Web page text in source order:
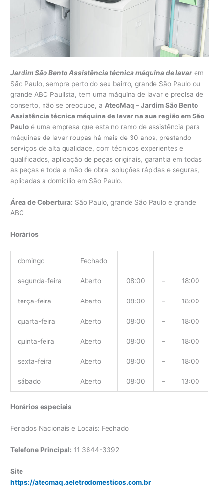
Jardim São Bento Assistência técnica máquina de lavar em
São Paulo, sempre perto do seu bairro, grande São Paulo ou
grande ABC Paulista, tem uma máquina de lavar e precisa de
conserto, não se preocupe, aAtecMaq – Jardim São Bento
Assistência técnica máquina de lavar na sua região em São
Paulo é uma empresa que esta no ramo de assistência para
máquinas de lavar roupas há mais de 30 anos, prestando
serviços de alta qualidade, com técnicos experientes e
qualificados, aplicação de peças originais, garantia em todas
as peças e toda a mão de obra, soluções rápidas e seguras,
aplicadas a domicílio em São Paulo.
Área de Cobertura: São Paulo, grande São Paulo e grande
ABC
Horários
domingo Fechado
segunda-feira Aberto 08:00 – 18:00
terça-feira Aberto 08:00 – 18:00
quarta-feira Aberto 08:00 – 18:00
quinta-feira Aberto 08:00 – 18:00
sexta-feira Aberto 08:00 – 18:00
sábado Aberto 08:00 – 13:00
Horários especiais
Feriados Nacionais e Locais: Fechado
Telefone Principal: 11 3644-3392
Site
https://atecmaq.aeletrodomesticos.com.br